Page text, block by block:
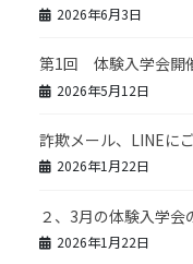
2026年6月3日
第1回 体験入学会開
2026年5月12日
詐欺メール、LINEに
2026年1月22日
２、3月の体験入学会
2026年1月22日